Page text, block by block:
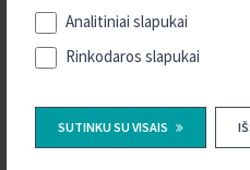
Analitiniai slapukai
Rinkodaros slapukai
SUTINKU SU VISAIS